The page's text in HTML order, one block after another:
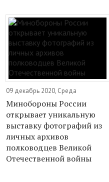
09 декабрь 2020, Среда
Минобороны России
открывает уникальную
выставку фотографий из
личных архивов
полководцев Великой
Отечественной войны